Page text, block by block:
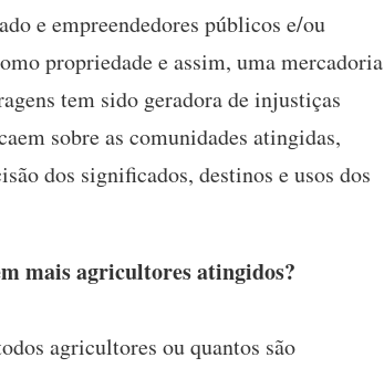
e empreendedores públicos e/ou
propriedade e assim, uma mercadoria
tem sido geradora de injustiças
sobre as comunidades atingidas,
dos significados, destinos e usos dos
mais agricultores atingidos?
agricultores ou quantos são